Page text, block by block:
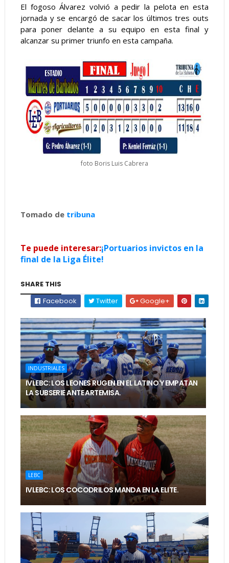
El fogoso Álvarez volvió a pedir la pelota en esta
jornada y se encargó de sacar los últimos tres outs
para poner delante a su equipo en esta final y
alcanzar su primer triunfo en esta campaña.
foto Boris Luis Cabrera
Tomado de tribuna
Te puede interesar:¡Portuarios invictos en la
final de la Liga Élite!
SHARE THIS
Facebook
Twitter Google+
INDUSTRIALES
IVLEBC: LOS LEONES RUGEN EN EL LATINO Y EMPATAN
LA SUBSERIE ANTE ARTEMISA.
LEBC
IVLEBC: LOS COCODRILOS MANDA EN LA ELITE.